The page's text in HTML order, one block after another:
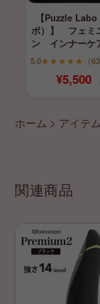
【Puzzle
ボ）】 フェミ
ン インナーケ
膣
5.0★★★★★ （63
¥5,500
ホーム > アイテ
関連商品